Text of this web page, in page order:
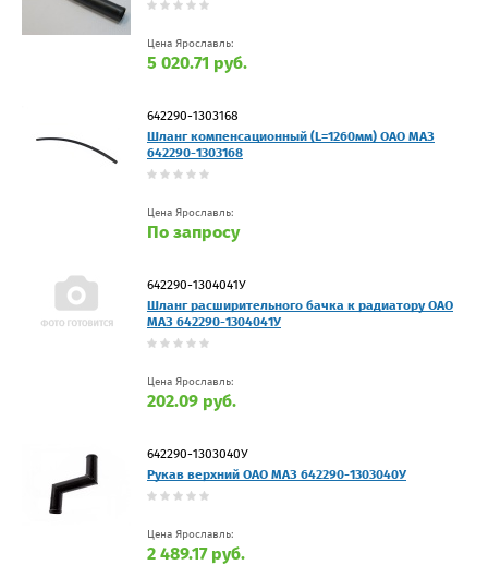
Цена Ярославль:
5 020.71 руб.
642290-1303168
Шланг компенсационный (L=1260мм) ОАО МАЗ
642290-1303168
Цена Ярославль:
По запросу
642290-1304041У
Шланг расширительного бачка к радиатору ОАО
МАЗ 642290-1304041У
Цена Ярославль:
202.09 руб.
642290-1303040У
Рукав верхний ОАО МАЗ 642290-1303040У
Цена Ярославль:
2 489.17 руб.